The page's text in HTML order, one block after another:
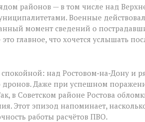
районов — в том числе над
Военные
момент сведений о
главное, что хочется услышать
над Ростовом‑на‑Дону и
дронов. Даже при успешном
в Советском районе Ростова
Этот эпизод напоминает,
работы расчётов ПВО.